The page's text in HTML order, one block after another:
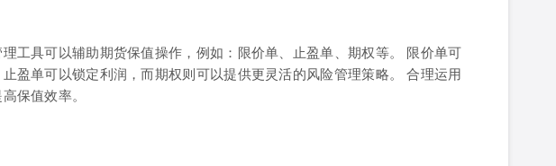
工具可以辅助期货保值操作，例如：限价单、止盈单、期权等。 限价单可
盈单可以锁定利润，而期权则可以提供更灵活的风险管理策略。 合理运用
保值效率。